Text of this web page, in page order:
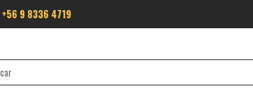
+56 9 8336 4719